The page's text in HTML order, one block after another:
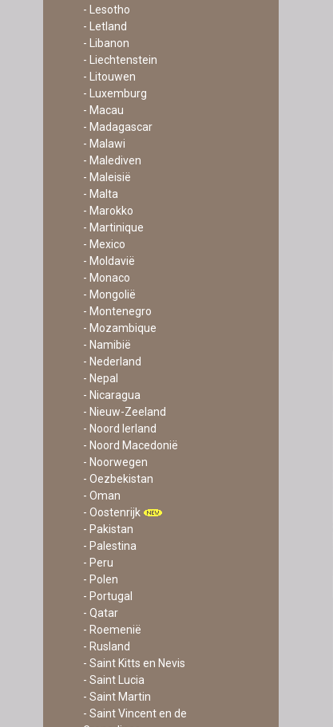
- Lesotho
- Letland
- Libanon
- Liechtenstein
- Litouwen
- Luxemburg
- Macau
- Madagascar
- Malawi
- Malediven
- Maleisië
- Malta
- Marokko
- Martinique
- Mexico
- Moldavië
- Monaco
- Mongolië
- Montenegro
- Mozambique
- Namibië
- Nederland
- Nepal
- Nicaragua
- Nieuw-Zeeland
- Noord Ierland
- Noord Macedonië
- Noorwegen
- Oezbekistan
- Oman
- Oostenrijk
- Pakistan
- Palestina
- Peru
- Polen
- Portugal
- Qatar
- Roemenië
- Rusland
- Saint Kitts en Nevis
- Saint Lucia
- Saint Martin
- Saint Vincent en de